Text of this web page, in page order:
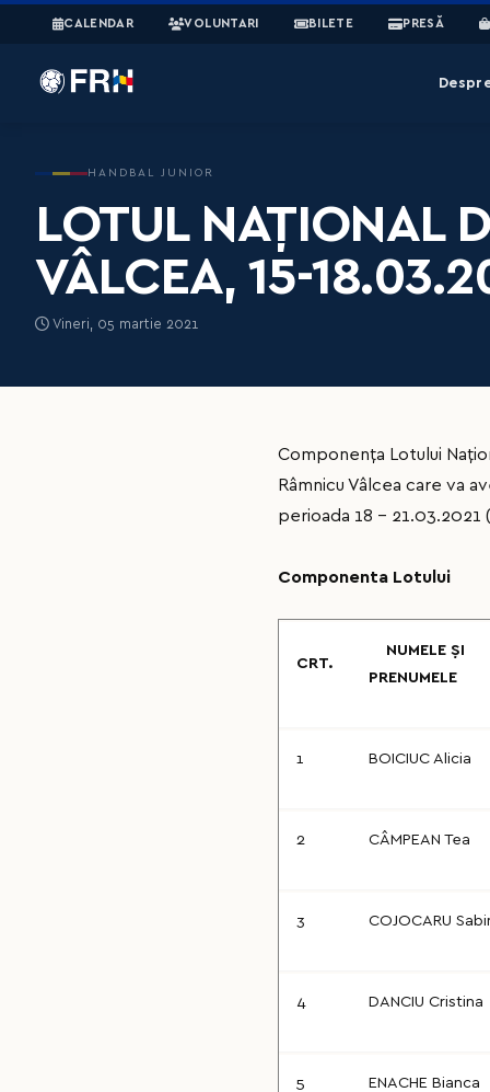
CALENDAR VOLUNTARI BILETE PRESĂ
HANDBAL JUNIOR
LOTUL NAȚIONAL
VÂLCEA, 15-
Vineri, 05 martie 2021
Componența Lotului
Râmnicu Vâlcea care va
perioada 18 - 21.03.2021
Componenta Lotului
CRT.
NUMELE ȘI
PRENUMELE
1 BOICIUC Alicia
2 CÂMPEAN Tea
3 COJOCARU
4 DANCIU Cristina
5 ENACHE Bianca